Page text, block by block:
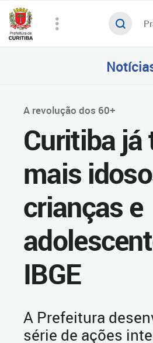
A revolução dos 60+
Curitiba já
mais
crianças e
IBGE
A Prefeitura
série de ações